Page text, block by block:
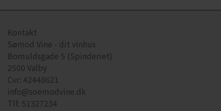
Kontakt
Sømod Vine - dit vinhus
Bomuldsgade 5 (Spinderiet)
2500 Valby
Cvr: 42448621
info@soemodvine.dk
Tlf: 51327234